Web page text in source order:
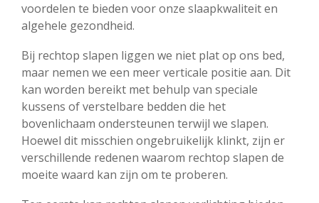
voordelen te bieden voor onze slaapkwaliteit en
algehele gezondheid.
Bij rechtop slapen liggen we niet plat op ons bed,
maar nemen we een meer verticale positie aan. Dit
kan worden bereikt met behulp van speciale
kussens of verstelbare bedden die het
bovenlichaam ondersteunen terwijl we slapen.
Hoewel dit misschien ongebruikelijk klinkt, zijn er
verschillende redenen waarom rechtop slapen de
moeite waard kan zijn om te proberen.